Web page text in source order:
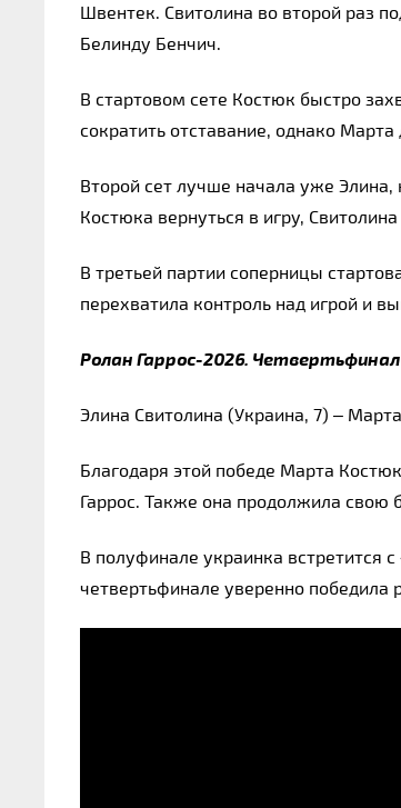
Швентек. Свитолина во второй раз
Белинду Бенчич.
В стартовом сете Костюк быстро
сократить отставание, однако
Второй сет лучше начала уже
Костюка вернуться в игру,
В третьей партии соперницы
перехватила контроль над игрой и
Ролан Гаррос-2026. Четвертьфинал
Элина Свитолина (Украина, 7) –
Благодаря этой победе Марта
Гаррос. Также она продолжила
В полуфинале украинка встретится
четвертьфинале уверенно